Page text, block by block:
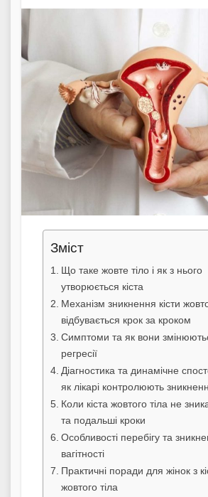
Зміст
Що таке жовте тіло і як з нього
утворюється кіста
Механізм зникнення кісти
відбувається крок за кроком
Симптоми та як вони
регресії
Діагностика та динамічне
як лікарі контролюють
Коли кіста жовтого тіла не
та подальші кроки
Особливості перебігу та
вагітності
Практичні поради для жінок з
жовтого тіла